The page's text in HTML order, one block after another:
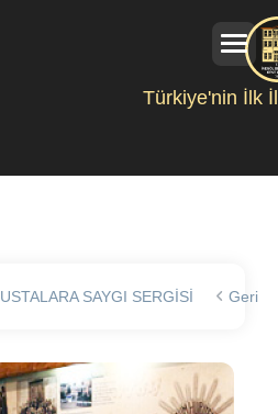
Türkiye'nin İlk
USTALARA SAYGI SERGİSİ Geri